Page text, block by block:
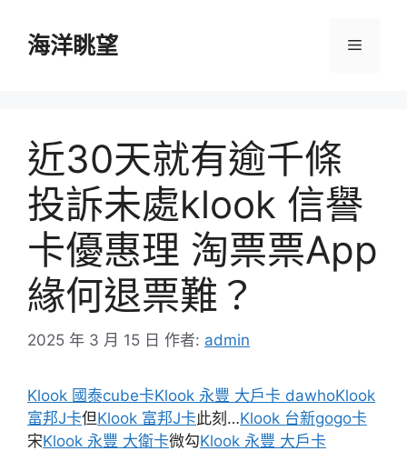
海洋眺望 選
近30天就有逾千條
投訴未處klook 信譽
卡優惠理 淘票票App
緣何退票難？
2025 年 3 月 15 日 作者: admin
Klook 國泰cube卡Klook 永豐 大戶卡 dawhoKlook
富邦J卡但Klook 富邦J卡此刻…Klook 台新gogo卡
宋Klook 永豐 大衛卡微勾Klook 永豐 大戶卡